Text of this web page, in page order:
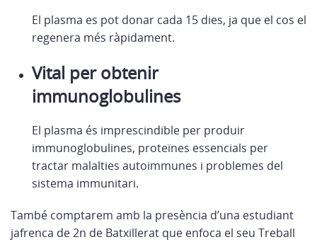
El plasma es pot donar cada 15 dies, ja que el cos el
regenera més ràpidament.
Vital per obtenir
immunoglobulines
El plasma és imprescindible per produir
immunoglobulines, proteïnes essencials per
tractar malalties autoimmunes i problemes del
sistema immunitari.
També comptarem amb la presència d’una estudiant
jafrenca de 2n de Batxillerat que enfoca el seu Treball